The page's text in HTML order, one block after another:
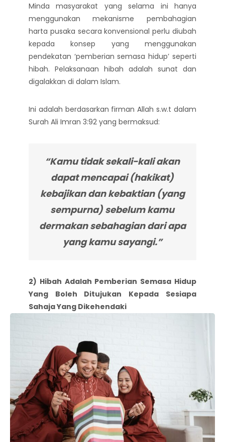
Minda masyarakat yang selama ini hanya
menggunakan mekanisme pembahagian
harta pusaka secara konvensional perlu diubah
kepada konsep yang menggunakan
pendekatan ‘pemberian semasa hidup’ seperti
hibah. Pelaksanaan hibah adalah sunat dan
digalakkan di dalam Islam.
Ini adalah berdasarkan firman Allah s.w.t dalam
Surah Ali Imran 3:92 yang bermaksud:
“Kamu tidak sekali-kali akan
dapat mencapai (hakikat)
kebajikan dan kebaktian (yang
sempurna) sebelum kamu
dermakan sebahagian dari apa
yang kamu sayangi.”
2) Hibah Adalah Pemberian Semasa Hidup
Yang Boleh Ditujukan Kepada Sesiapa
Sahaja Yang Dikehendaki